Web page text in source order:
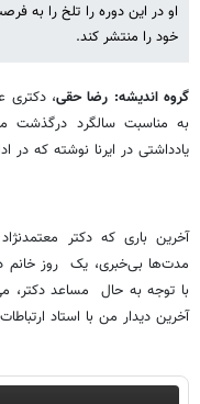
او در این دوره را تلخ را به
خود را منتشر کند.
گروه اندیشه: رضا حقی، دکتری
به مناسبت سالگرد درگذشت
یادداشتی در ایرنا نوشته که در
آخرین باری که دکتر
مدت‌ها بی‌خبری، یک روز خانم
با توجه به حال مساعد دکتر،
آخرین دیدار من با استاد